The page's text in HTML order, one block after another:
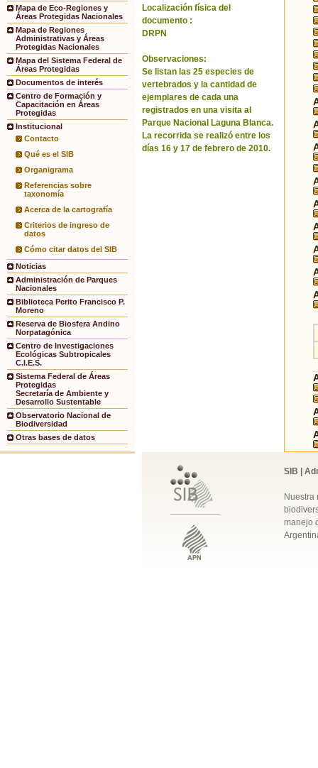
Mapa de Eco-Regiones y
Áreas Protegidas Nacionales
Mapa de Regiones
Administrativas y Áreas
Protegidas Nacionales
Mapa del Sistema Federal de
Áreas Protegidas
Documentos de interés
Centro de Formación y
Capacitación en Áreas
Protegidas
Institucional
Contacto
Qué es el SIB
Organigrama
Referencias sobre
taxonomía
Acerca de la cartografía
Criterios de ingreso de
datos
Cómo citar datos del SIB
Noticias
Administración de Parques
Nacionales
Biblioteca Perito Francisco P.
Moreno
Reserva de Biosfera Andino
Norpatagónica
Centro de Investigaciones
Ecológicas Subtropicales
C.I.E.S.
Sistema Federal de Áreas
Protegidas
Secretaría de Ambiente y
Desarrollo Sustentable
Observatorio Nacional de
Biodiversidad
Otras bases de datos
Localización física del
documento :
DRPN
Observaciones:
Se listan las 25 especies de
vertebrados y la cantidad de
ejemplares de cada una
registrados en una visita al
Parque Nacional Laguna Blanca.
La recorrida se realizó entre los
días 16 y 17 de febrero de 2010.
SIB |
Nuestra
manejo